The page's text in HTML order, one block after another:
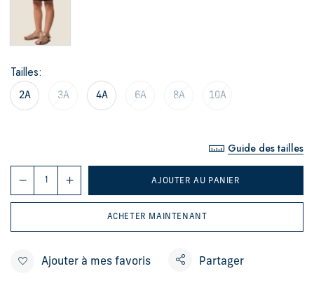
Tailles
2A 3A 4A 6A 8A 10A
Guide des tailles
AJOUTER AU PANIER
ACHETER MAINTENANT
Ajouter à mes favoris Partager